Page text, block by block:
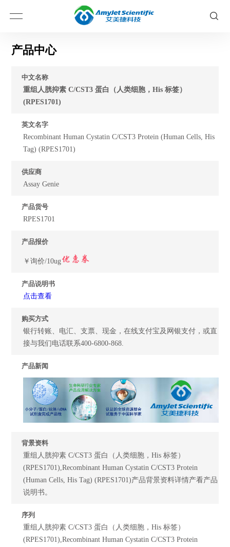
产品中心
中文名称
重组人胱抑素 C/CST3 蛋白（人类细胞，His 标签）
(RPES1701)
英文名字
Recombinant Human Cystatin C/CST3 Protein (Human Cells, His
Tag) (RPES1701)
供应商
Assay Genie
产品货号
RPES1701
产品报价
￥询价/10ug
产品说明书
点击查看
购买方式
银行转账、电汇、支票、现金，在线支付宝及网银支付，或直
接与我们电话联系400-6800-868.
产品新闻
背景资料
重组人胱抑素 C/CST3 蛋白（人类细胞，His 标签）
(RPES1701),Recombinant Human Cystatin C/CST3 Protein
(Human Cells, His Tag) (RPES1701)产品背景资料详情产看产品
说明书。
序列
重组人胱抑素 C/CST3 蛋白（人类细胞，His 标签）
(RPES1701),Recombinant Human Cystatin C/CST3 Protein